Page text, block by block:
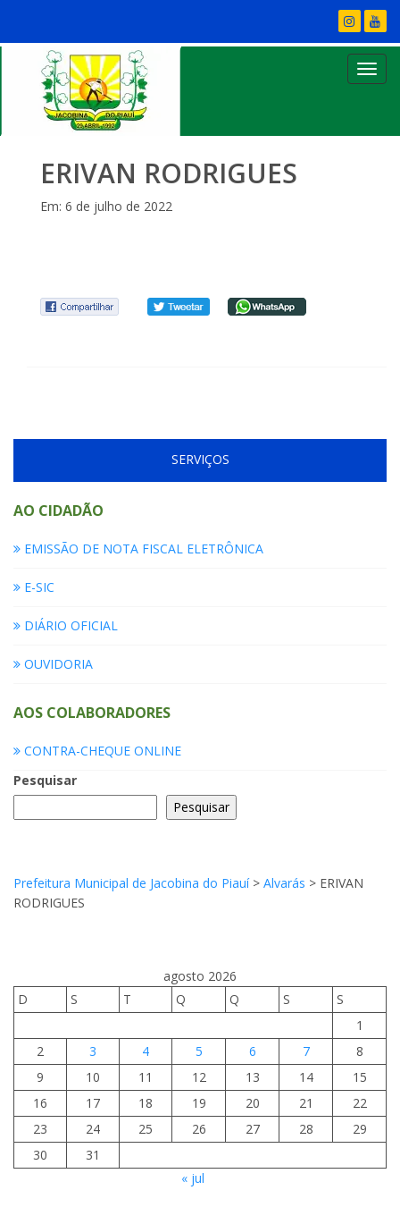
ERIVAN RODRIGUES
Em: 6 de julho de 2022
SERVIÇOS
AO CIDADÃO
EMISSÃO DE NOTA FISCAL ELETRÔNICA
E-SIC
DIÁRIO OFICIAL
OUVIDORIA
AOS COLABORADORES
CONTRA-CHEQUE ONLINE
Pesquisar
Pesquisar
Prefeitura Municipal de Jacobina do Piauí> Alvarás > ERIVAN
RODRIGUES
agosto 2026
D
S T Q Q S
S
1
2
3 4 5 6 7
8
9
10 11 12 13 14
15
16
17 18 19 20 21
22
23
24 25 26 27 28
29
30
31
« jul